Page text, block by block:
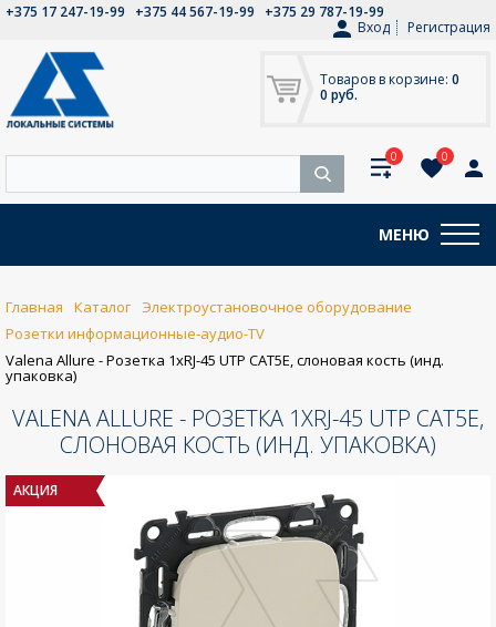
+375 17 247-19-99 +375 44 567-19-99
+375 29 787-19-99
Вход
Регистрация
Товаров в корзине: 0
0 руб.
0 0
МЕНЮ
Главная Каталог
Электроустановочное оборудование
Розетки информационные-аудио-TV
Valena Allure - Розетка 1хRJ-45 UTP CAT5E, слоновая кость (инд.
упаковка)
VALENA ALLURE - РОЗЕТКА 1ХRJ-45 UTP CAT5E,
СЛОНОВАЯ КОСТЬ (ИНД. УПАКОВКА)
АКЦИЯ